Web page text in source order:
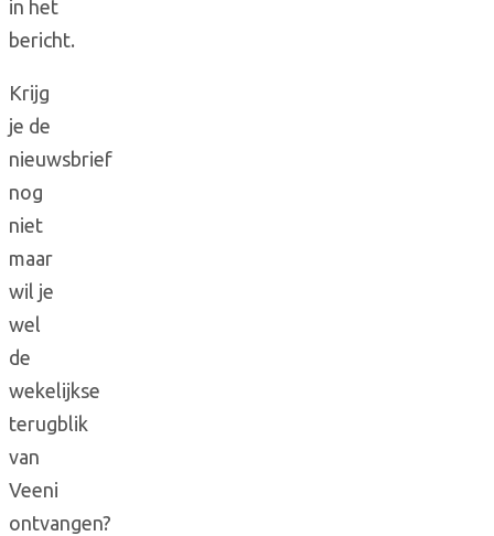
in het
bericht.
Krijg
je de
nieuwsbrief
nog
niet
maar
wil je
wel
de
wekelijkse
terugblik
van
Veeni
ontvangen?